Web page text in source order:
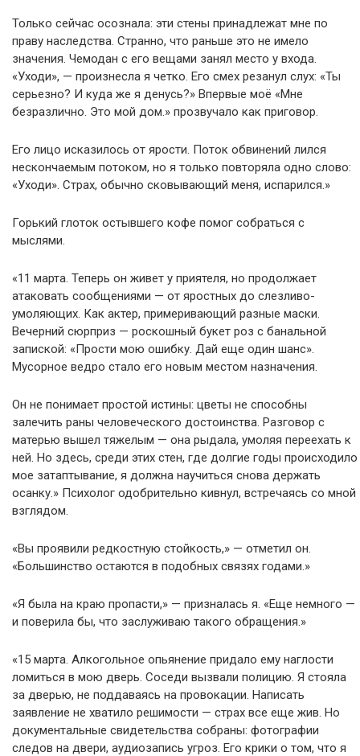
Только сейчас осознала: эти стены принадлежат мне по
праву наследства. Странно, что раньше это не имело
значения. Чемодан с его вещами занял место у входа.
«Уходи», — произнесла я четко. Его смех резанул слух: «Ты
серьезно? И куда же я денусь?» Впервые моё «Мне
безразлично. Это мой дом.» прозвучало как приговор.
Его лицо исказилось от ярости. Поток обвинений лился
нескончаемым потоком, но я только повторяла одно слово:
«Уходи». Страх, обычно сковывающий меня, испарился.»
Горький глоток остывшего кофе помог собраться с
мыслями.
«11 марта. Теперь он живет у приятеля, но продолжает
атаковать сообщениями — от яростных до слезливо-
умоляющих. Как актер, примеривающий разные маски.
Вечерний сюрприз — роскошный букет роз с банальной
запиской: «Прости мою ошибку. Дай еще один шанс».
Мусорное ведро стало его новым местом назначения.
Он не понимает простой истины: цветы не способны
залечить раны человеческого достоинства. Разговор с
матерью вышел тяжелым — она рыдала, умоляя переехать к
ней. Но здесь, среди этих стен, где долгие годы происходило
мое затаптывание, я должна научиться снова держать
осанку.» Психолог одобрительно кивнул, встречаясь со мной
взглядом.
«Вы проявили редкостную стойкость,» — отметил он.
«Большинство остаются в подобных связях годами.»
«Я была на краю пропасти,» — призналась я. «Еще немного —
и поверила бы, что заслуживаю такого обращения.»
«15 марта. Алкогольное опьянение придало ему наглости
ломиться в мою дверь. Соседи вызвали полицию. Я стояла
за дверью, не поддаваясь на провокации. Написать
заявление не хватило решимости — страх все еще жив. Но
документальные свидетельства собраны: фотографии
следов на двери, аудиозапись угроз. Его крики о том, что я